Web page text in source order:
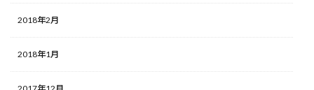
2018年2月
2018年1月